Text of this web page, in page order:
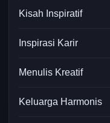
Kisah Inspiratif
Inspirasi Karir
Menulis Kreatif
Keluarga Harmonis